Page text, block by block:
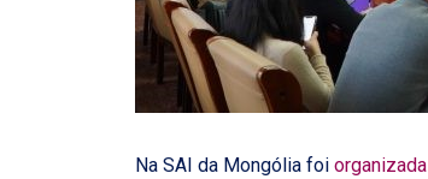
Na SAI da Mongólia foi organizada